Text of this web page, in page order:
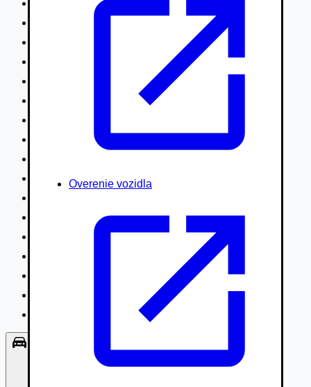
Overenie vozidla
Nákladné vozidlá nad 7,5t
Vodné/Snežné skútre, štvorkolky
Poľnohospodárske vozidlá / stroje
Hydraulické ruky autožeriavy
Špeciály/nosiče kontajnerov
Návesy/prívesy nadstavby
Lode/člny, lietadlá/vznášadlá
Príslušenstvo, Oblečenie